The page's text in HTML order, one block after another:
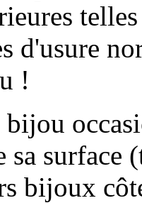
d'usure
!
surface
bijoux